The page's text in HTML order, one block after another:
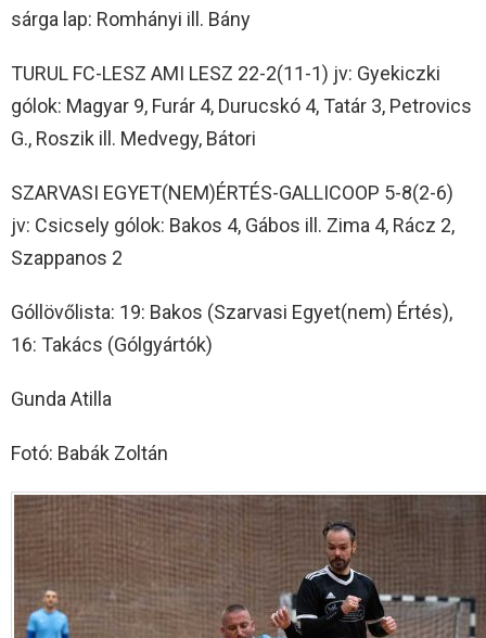
sárga lap: Romhányi ill. Bány
TURUL FC-LESZ AMI LESZ 22-2(11-1) jv: Gyekiczki
gólok: Magyar 9, Furár 4, Durucskó 4, Tatár 3, Petrovics
G., Roszik ill. Medvegy, Bátori
SZARVASI EGYET(NEM)ÉRTÉS-GALLICOOP 5-8(2-6)
jv: Csicsely gólok: Bakos 4, Gábos ill. Zima 4, Rácz 2,
Szappanos 2
Góllövőlista: 19: Bakos (Szarvasi Egyet(nem) Értés),
16: Takács (Gólgyártók)
Gunda Atilla
Fotó: Babák Zoltán